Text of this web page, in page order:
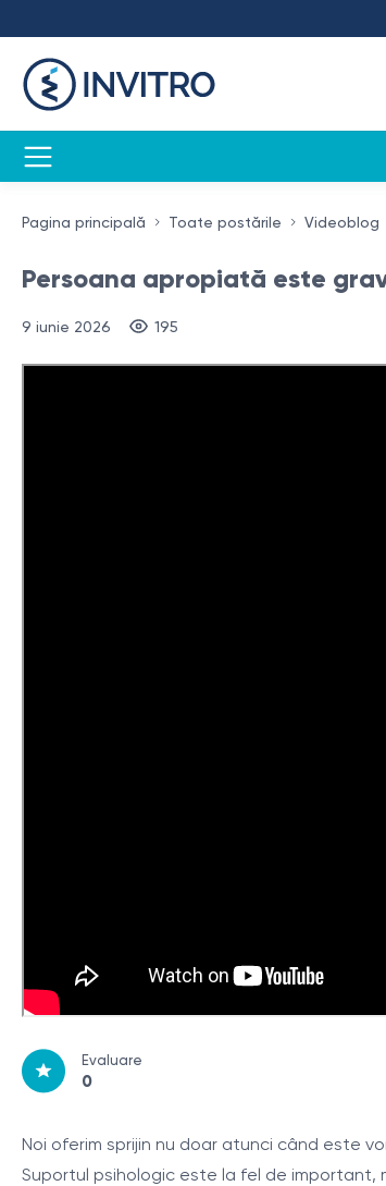
Pagina principală Toate postările Videoblog
Persoana apropiată este
9 iunie 2026 195
Evaluare
0
Noi oferim sprijin nu doar atunci când este
Suportul psihologic este la fel de important,